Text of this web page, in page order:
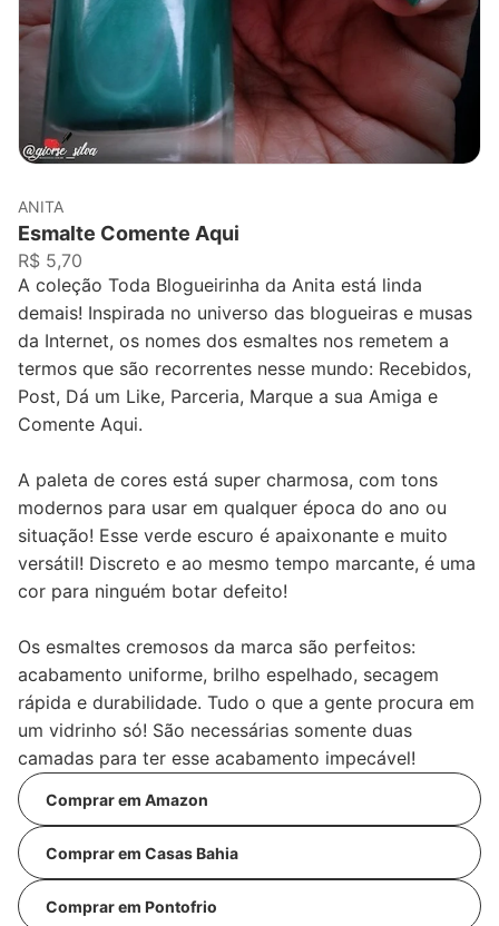
ANITA
Esmalte Comente Aqui
R$ 5,70
A coleção Toda Blogueirinha da Anita está linda
demais! Inspirada no universo das blogueiras e musas
da Internet, os nomes dos esmaltes nos remetem a
termos que são recorrentes nesse mundo: Recebidos,
Post, Dá um Like, Parceria, Marque a sua Amiga e
Comente Aqui.
A paleta de cores está super charmosa, com tons
modernos para usar em qualquer época do ano ou
situação! Esse verde escuro é apaixonante e muito
versátil! Discreto e ao mesmo tempo marcante, é uma
cor para ninguém botar defeito!
Os esmaltes cremosos da marca são perfeitos:
acabamento uniforme, brilho espelhado, secagem
rápida e durabilidade. Tudo o que a gente procura em
um vidrinho só! São necessárias somente duas
camadas para ter esse acabamento impecável!
Comprar em Amazon
Comprar em Casas Bahia
Comprar em Pontofrio